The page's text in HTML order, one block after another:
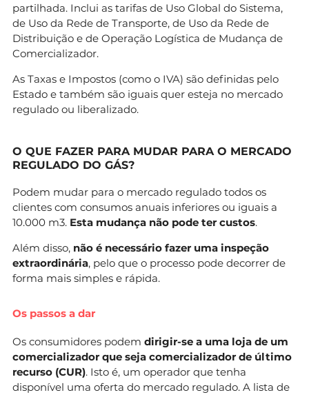
partilhada. Inclui as tarifas de Uso Global do Sistema,
de Uso da Rede de Transporte, de Uso da Rede de
Distribuição e de Operação Logística de Mudança de
Comercializador.
As Taxas e Impostos (como o IVA) são definidas pelo
Estado e também são iguais quer esteja no mercado
regulado ou liberalizado.
O QUE FAZER PARA MUDAR PARA O MERCADO
REGULADO DO GÁS?
Podem mudar para o mercado regulado todos os
clientes com consumos anuais inferiores ou iguais a
10.000 m3. Esta mudança não pode ter custos.
Além disso, não é necessário fazer uma inspeção
extraordinária, pelo que o processo pode decorrer de
forma mais simples e rápida.
Os passos a dar
Os consumidores podem dirigir-se a uma loja de um
comercializador que seja comercializador de último
recurso (CUR). Isto é, um operador que tenha
disponível uma oferta do mercado regulado. A lista de